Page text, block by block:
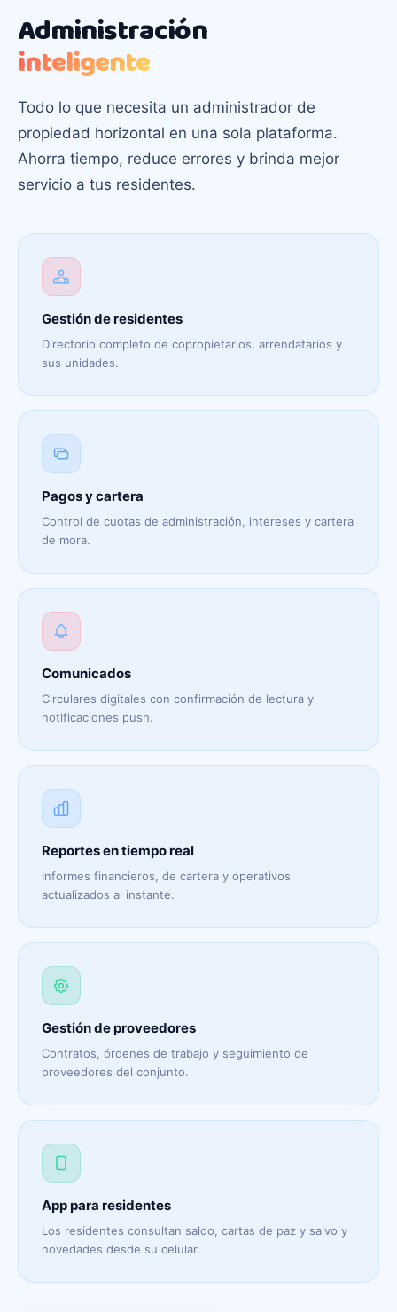
Administración
inteligente
Todo lo que necesita un administrador de
propiedad horizontal en una sola plataforma.
Ahorra tiempo, reduce errores y brinda mejor
servicio a tus residentes.
Gestión de residentes
Directorio completo de copropietarios, arrendatarios y
sus unidades.
Pagos y cartera
Control de cuotas de administración, intereses y cartera
de mora.
Comunicados
Circulares digitales con confirmación de lectura y
notificaciones push.
Reportes en tiempo real
Informes financieros, de cartera y operativos
actualizados al instante.
Gestión de proveedores
Contratos, órdenes de trabajo y seguimiento de
proveedores del conjunto.
App para residentes
Los residentes consultan saldo, cartas de paz y salvo y
novedades desde su celular.